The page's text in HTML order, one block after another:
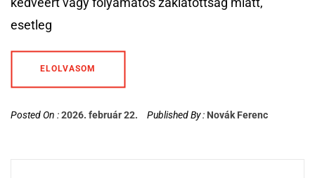
esetleg
ELOLVASOM
Posted On :2026. február 22. Published By : Novák Ferenc